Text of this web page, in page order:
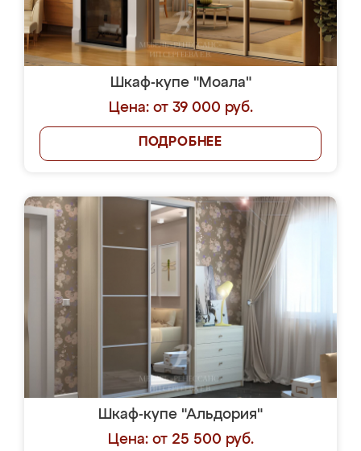
Шкаф-купе "Моала"
Цена: от 39 000 руб.
ПОДРОБНЕЕ
Шкаф-купе "Альдория"
Цена: от 25 500 руб.